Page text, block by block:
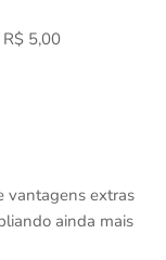
5,00
vantagens extras
ainda mais